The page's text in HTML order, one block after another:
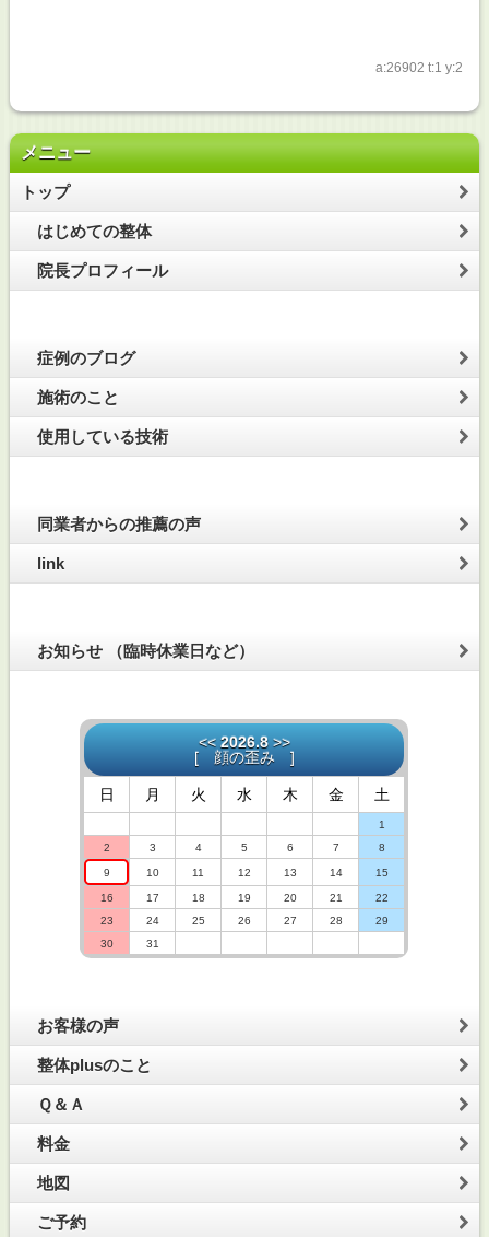
a:26902 t:1 y:2
メニュー
トップ
はじめての整体
院長プロフィール
症例のブログ
施術のこと
使用している技術
同業者からの推薦の声
link
お知らせ （臨時休業日など）
<< 2026.8 >>
[顔の歪み ]
日 月 火 水 木 金 土
1
2
3 4 5 6 7 8
9 10 11 12 13 14 15
16 17 18 19 20 21
22
23
24 25 26 27 28
29
30
31
お客様の声
整体plusのこと
Ｑ＆Ａ
料金
地図
ご予約